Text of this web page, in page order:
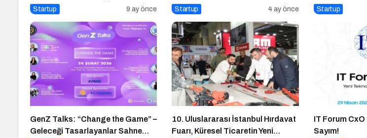
İpucu
Startup 9 ay önce Startup 4 ay önce
Gerçekleşti!
Startup
GenZ Talks: “Change the Game” –
Geleceği Tasarlayanlar Sahne
10. Uluslararası İstanbul Hırdavat
Fuarı, Küresel Ticaretin Yeni
IT Forum
Sayım!